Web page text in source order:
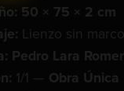
50 × 75 × 2 cm
Lienzo sin
Pedro Lara
1/1 — Obra Única